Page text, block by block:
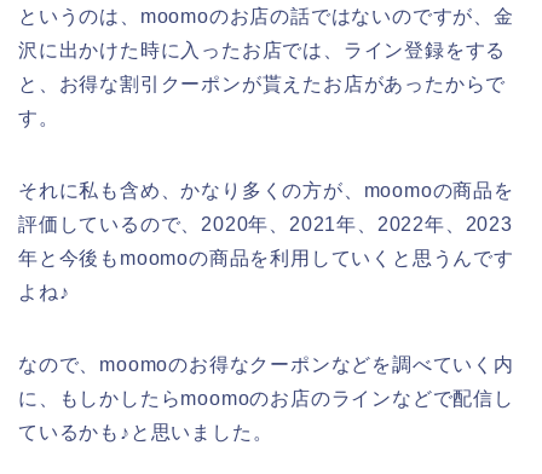
というのは、moomoのお店の話ではないのですが、金
沢に出かけた時に入ったお店では、ライン登録をする
と、お得な割引クーポンが貰えたお店があったからで
す。
それに私も含め、かなり多くの方が、moomoの商品を
評価しているので、2020年、2021年、2022年、2023
年と今後もmoomoの商品を利用していくと思うんです
よね♪
なので、moomoのお得なクーポンなどを調べていく内
に、もしかしたらmoomoのお店のラインなどで配信し
ているかも♪と思いました。